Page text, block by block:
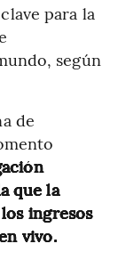
para la
según
de
que la
ingresos
vivo.